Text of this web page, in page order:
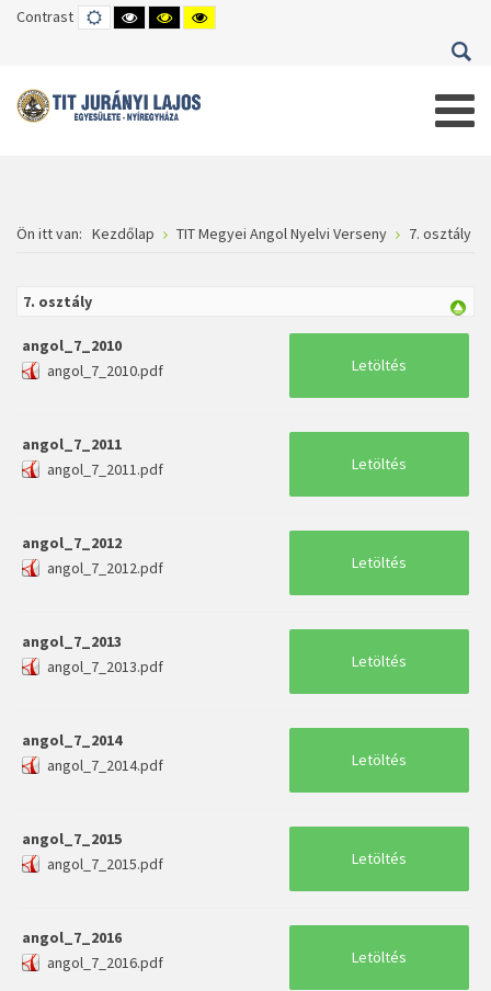
Contrast DEFAULT
MODE
HIGH
CONTRAST
HIGH
CONTRAST
HIGH
CONTRAST
Ön itt van: Kezdőlap TIT Megyei Angol Nyelvi Verseny 7. osztály
7. osztály
angol_7_2010
angol_7_2010.pdf
Letöltés
angol_7_2011
angol_7_2011.pdf
Letöltés
angol_7_2012
angol_7_2012.pdf
Letöltés
angol_7_2013
angol_7_2013.pdf
Letöltés
angol_7_2014
angol_7_2014.pdf
Letöltés
angol_7_2015
angol_7_2015.pdf
Letöltés
angol_7_2016
angol_7_2016.pdf
Letöltés